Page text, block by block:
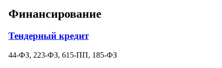
Финансирование
Тендерный кредит
44-ФЗ, 223-ФЗ, 615-ПП, 185-ФЗ